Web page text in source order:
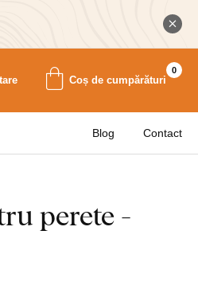
Coș de cumpărături
0
Blog Contact
perete -